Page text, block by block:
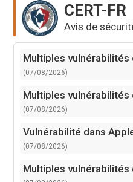
CERT-FR
Avis de
Multiples vulnérabilités
(07/08/2026)
Multiples
(07/08/2026)
Vulnérabilité dans
(07/08/2026)
Multiples vulnérabilités